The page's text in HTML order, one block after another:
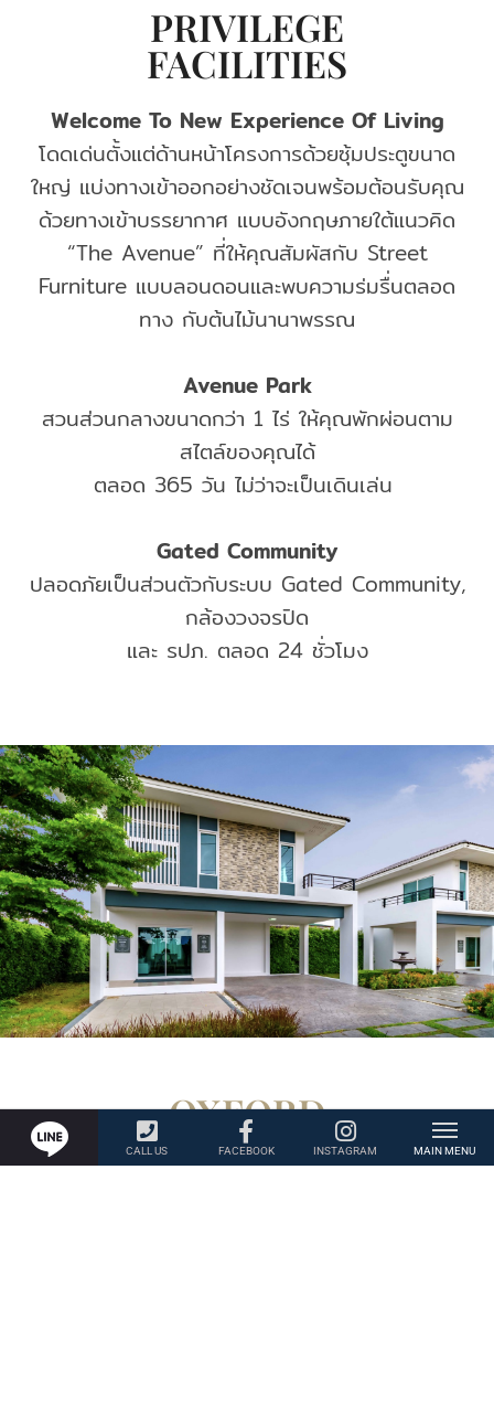
PRIVILEGE
FACILITIES
Welcome To New Experience Of Living
โดดเด่นตั้งแต่ด้านหน้าโครงการด้วยซุ้มประตูขนาด
ใหญ่ แบ่งทางเข้าออกอย่างชัดเจนพร้อมต้อนรับคุณ
ด้วยทางเข้าบรรยากาศ แบบอังกฤษภายใต้แนวคิด
“The Avenue” ที่ให้คุณสัมผัสกับ Street
Furniture แบบลอนดอนและพบความร่มรื่นตลอด
ทาง กับต้นไม้นานาพรรณ
Avenue Park
สวนส่วนกลางขนาดกว่า 1 ไร่ ให้คุณพักผ่อนตาม
สไตล์ของคุณได้
ตลอด 365 วัน ไม่ว่าจะเป็นเดินเล่น
Gated Community
ปลอดภัยเป็นส่วนตัวกับระบบ Gated Community,
กล้องวงจรปิด
และ รปภ. ตลอด 24 ชั่วโมง
OXFORD
HOUSE DETAIL